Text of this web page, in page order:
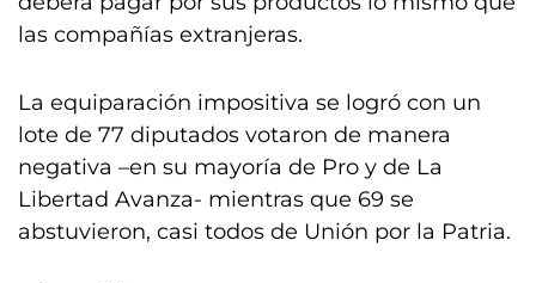
las compañías extranjeras.
La equiparación impositiva se logró con un
lote de 77 diputados votaron de manera
negativa –en su mayoría de Pro y de La
Libertad Avanza- mientras que 69 se
abstuvieron, casi todos de Unión por la Patria.